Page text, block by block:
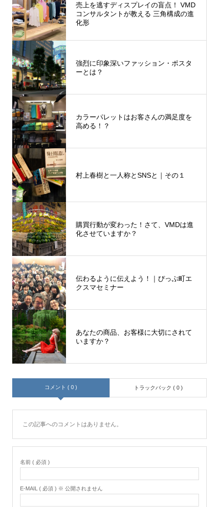
売上を逃すディスプレイの盲点！ VMD
コンサルタントが教える 三角構成の進
化形
強烈に印象深いファッション・ポスタ
ーとは？
カラーパレットはお客さんの満足度を
高める！？
村上春樹と一人称とSNSと｜その１
購買行動が変わった！さて、VMDは進
化させていますか？
伝わるように伝えよう！｜ぴっぷ町エ
クスマセミナー
あなたの商品、お客様に大切にされて
いますか？
コメント ( 0 ) トラックバック ( 0 )
この記事へのコメントはありません。
名前 ( 必須 )
E-MAIL ( 必須 ) ※ 公開されません